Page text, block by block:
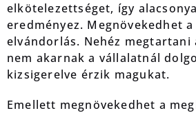
elkötelezettséget, így
eredményez. Megnövekedhet
elvándorlás. Nehéz megtartani
nem akarnak a vállalatnál
kizsigerelve érzik magukat.
Emellett megnövekedhet a